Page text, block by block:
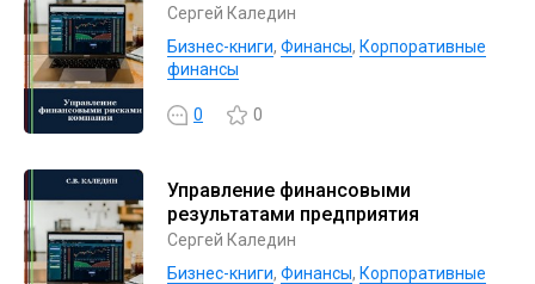
Сергей Каледин
Бизнес-книги, Финансы, Корпоративные
финансы
0 0
Управление финансовыми
результатами предприятия
Сергей Каледин
Бизнес-книги, Финансы, Корпоративные